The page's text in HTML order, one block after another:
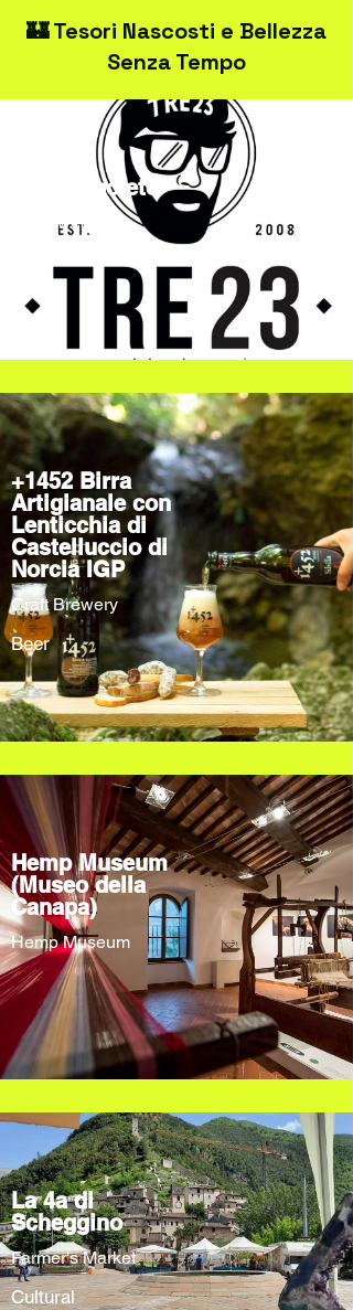
🏰 Tesori Nascosti e Bellezza
Senza Tempo
TRE23Spoleto
Streetwear
+1452 Birra
Artigianale con
Lenticchia di
Castelluccio di
Norcia IGP
Craft Brewery
Beer
Hemp Museum
(Museo della
Canapa)
Hemp Museum
La 4a di
Scheggino
Farmer's Market
Cultural